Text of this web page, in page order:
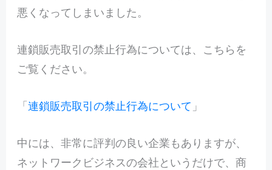
悪くなってしまいました。
連鎖販売取引の禁止行為については、こちらを
ご覧ください。
「連鎖販売取引の禁止行為について 」
中には、非常に評判の良い企業もありますが、
ネットワークビジネスの会社というだけで、商